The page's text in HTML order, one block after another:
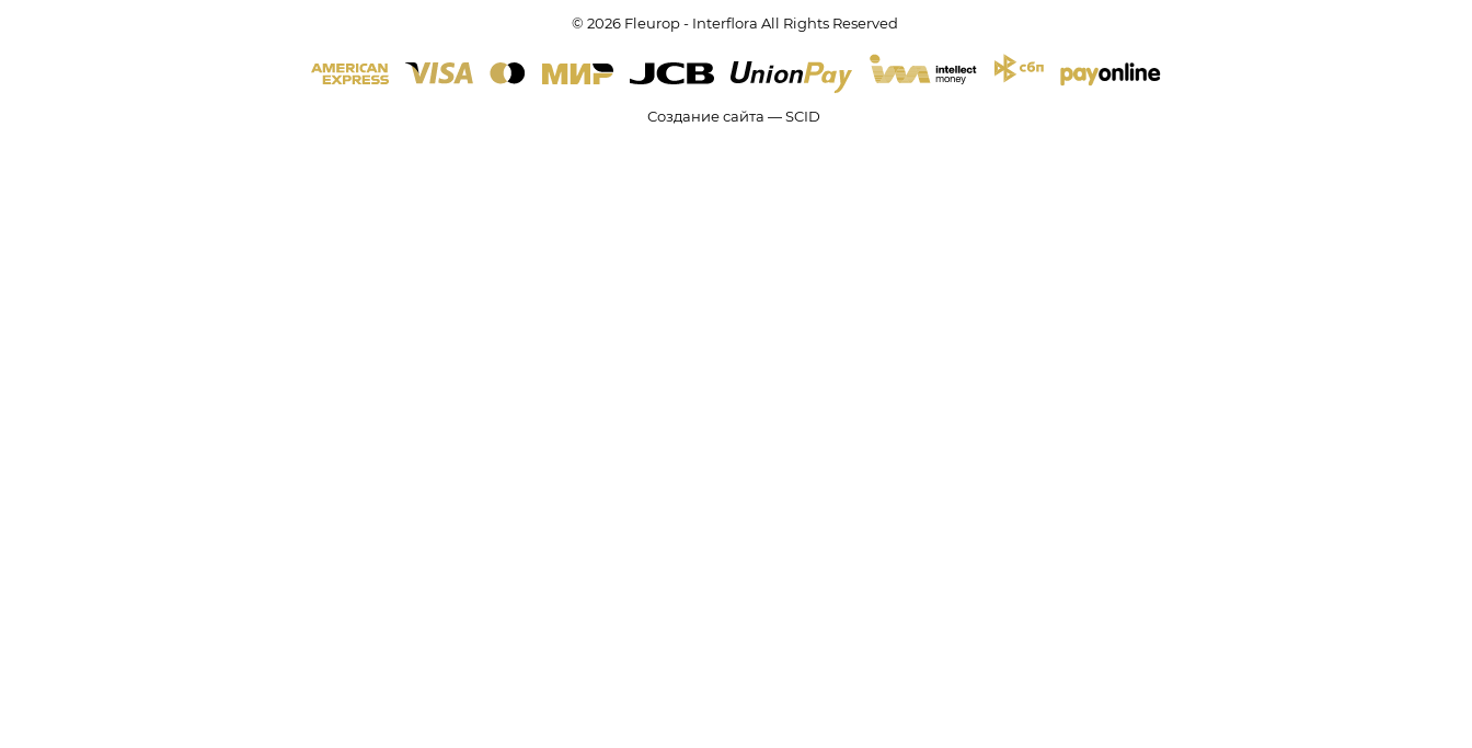
© 2026 Fleurop - Interflora All Rights Reserved
Создание сайта — SCID